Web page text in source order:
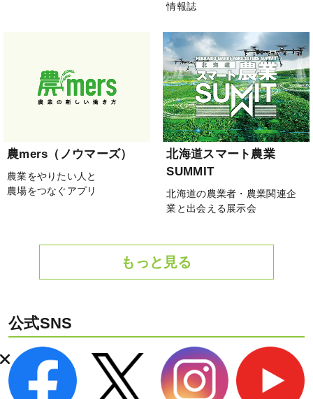
情報誌
農mers（ノウマーズ）
農業をやりたい人と
農場をつなぐアプリ
北海道スマート農業
SUMMIT
北海道の農業者・農業関連企
業と出会える展示会
もっと見る
公式SNS